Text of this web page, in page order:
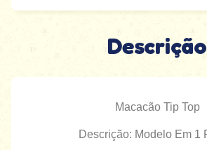
Descrição
Macacão Tip Top
Descrição: Modelo Em 1